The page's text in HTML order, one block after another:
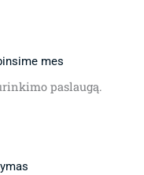
mes
paslaugą.